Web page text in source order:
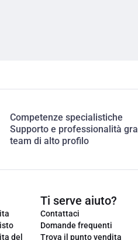
Competenze specialistiche
Supporto e professionalità
team di alto profilo
del
Ti serve aiuto?
Contattaci
Domande frequenti
Trova il punto vendita